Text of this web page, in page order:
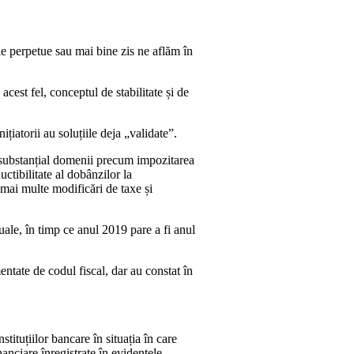
sau mai bine zis ne aflăm în
fel, conceptul de stabilitate și de
au soluțiile deja „validate”.
domenii precum impozitarea
al dobânzilor la
multe modificări de taxe și
în timp ce anul 2019 pare a fi anul
de codul fiscal, dar au constat în
bancare în situația în care